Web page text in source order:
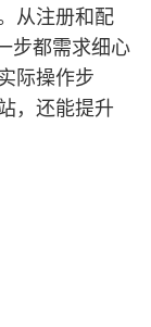
从注册和配
步都需求细心
际操作步
，还能提升